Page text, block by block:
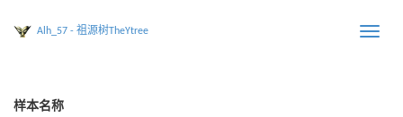
Toggle
Alh_57 - 祖源树TheYtree
样本名称